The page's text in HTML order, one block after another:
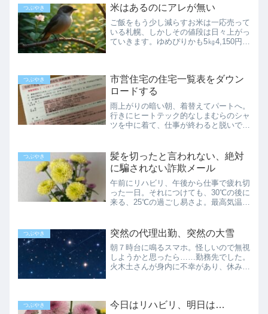
つぶやき 米はあるのにアレが無い
ご飯をもう少し減らすお米は一応売って
いる札幌、しかしその値段は日々上がっ
ていきます。ゆめぴりかも5㎏4,150円
代謝が下がる」説から...
つぶやき
市営住宅の住宅一覧表をダウン
ロードする
雨上がりの暗い朝、着替えてパートへ。
行きにヒートテック的なしまむらのシャ
ツを中に着て、仕事が終わると脱いで帰
分からないけれど、冬靴になる前に徒歩
で行けるところには行って...
つぶやき
髪を切ったと言われない、絶対
に騙されない詐欺メール
午前にリハビリ、午後から仕事で疲れ切
った一日。それにつけても、30℃の後に
来る、25℃の過ごし易さよ。最高気温が
れをしみじみ味わいました。誰にも聞か
れない「髪切った？...
つぶやき 突然の代理出勤、突然の大雪
朝７時台に鳴るスマホ。怪しいので無視
しようかと思ったら……勤務先でした。
火木土さんが身内に不幸があり、休みを
す。まず自分の家のマンシ...
つぶやき 今日はリハビリ、明日は…